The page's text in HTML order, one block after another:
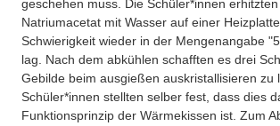
geschehen muss. Die Schüler*innen
Natriumacetat mit Wasser auf einer
Schwierigkeit wieder in der Mengenangabe
lag. Nach dem abkühlen schafften es drei
Gebilde beim ausgießen auskristallisieren zu
Schüler*innen stellten selber fest, dass dies
Funktionsprinzip der Wärmekissen ist. Zum